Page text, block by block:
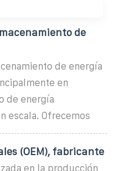
de
de energía
en
de energía
escala. Ofrecemos
(OEM), fabricante
en la producción